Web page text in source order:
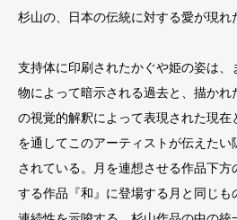
杉山の、日本の伝統に対する愛が現れ
支持体に印刷されたかぐや姫の姿は
物によって暗示される過去と、描かれ
の視覚的解釈によって表現された現在
を通してこのアーティストが伝えた
されている。月を連想させる作品下
する作品『和』に登場する月と同じ